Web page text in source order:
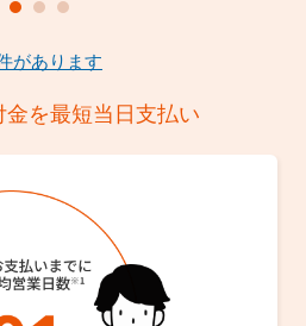
があります
を最短当日支払い